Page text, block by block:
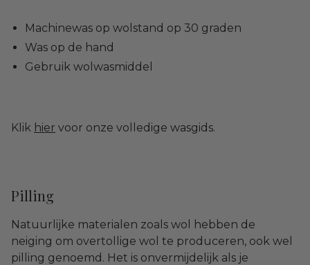
Machinewas op wolstand op 30 graden
Was op de hand
Gebruik wolwasmiddel
Klik hier voor onze volledige wasgids.
Pilling
Natuurlijke materialen zoals wol hebben de
neiging om overtollige wol te produceren, ook wel
pilling genoemd. Het is onvermijdelijk als je